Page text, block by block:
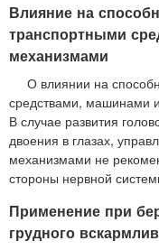
Влияние на
транспортными
механизмами
О влиянии на
средствами, машинами
В случае развития
двоения в глазах,
механизмами не
стороны нервной
Применение при
грудного